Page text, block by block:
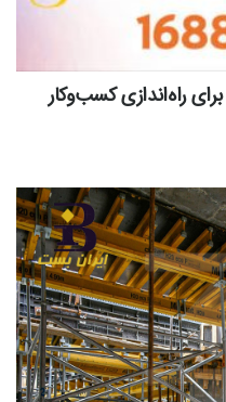
راه‌اندازی کسب‌وکار